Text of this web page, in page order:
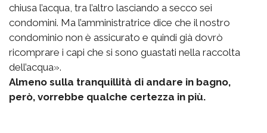
chiusa l’acqua, tra l’altro lasciando a secco sei
condomini. Ma l’amministratrice dice che il nostro
condominio non è assicurato e quindi già dovrò
ricomprare i capi che si sono guastati nella raccolta
dell’acqua».
Almeno sulla tranquillità di andare in bagno,
però, vorrebbe qualche certezza in più.